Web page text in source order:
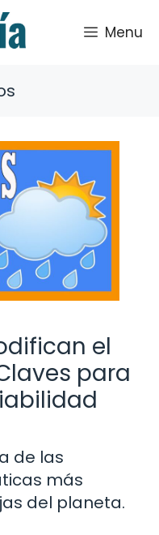
Menu
el
para
de las
más
del planeta.